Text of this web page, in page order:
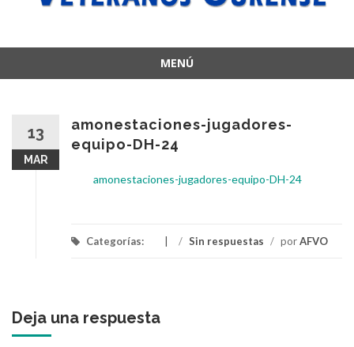
MENÚ
13
MAR
amonestaciones-jugadores-
equipo-DH-24
amonestaciones-jugadores-equipo-DH-24
Categorías: / Sin respuestas / porAFVO
Deja una respuesta